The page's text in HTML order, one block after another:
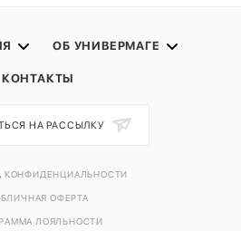
ОБ УНИВЕРМАГЕ
КОНТАКТЫ
НА РАССЫЛКУ
КОНФИДЕНЦИАЛЬНОСТИ
ОФЕРТА
ЛОЯЛЬНОСТИ